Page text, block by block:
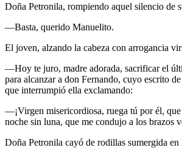
Doña Petronila, rompiendo aquel silencio de
—Basta, querido Manuelito.
El joven, alzando la cabeza con arrogancia
—Hoy te juro, madre adorada, sacrificar el
para alcanzar a don Fernando, cuyo escrito
que interrumpió ella exclamando:
—¡Virgen misericordiosa, ruega tú por él,
noche sin luna, que me condujo a los brazos
Doña Petronila cayó de rodillas sumergida